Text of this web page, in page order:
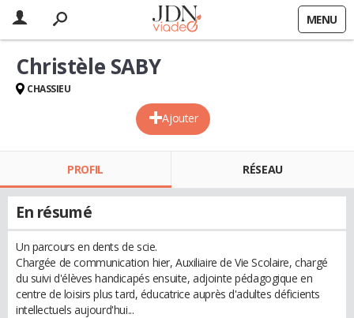
MENU
Ajouter
Christèle SABY
CHASSIEU
PROFIL RÉSEAU
En résumé
Un parcours en dents de scie.
Chargée de communication hier, Auxiliaire de Vie Scolaire, chargé
du suivi d'élèves handicapés ensuite, adjointe pédagogique en
centre de loisirs plus tard, éducatrice auprès d'adultes déficients
intellectuels aujourd'hui...